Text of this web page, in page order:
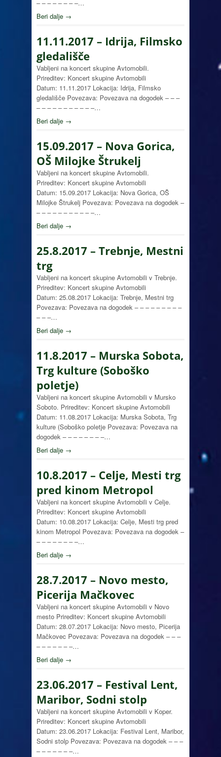
– – – – – – – –…
Beri dalje →
11.11.2017 – Idrija, Filmsko
gledališče
Vabljeni na koncert skupine Avtomobili.
Prireditev: Koncert skupine Avtomobili
Datum: 11.11.2017 Lokacija: Idrija, Filmsko
gledališče Povezava: Povezava na dogodek – – –
– – – – – – – – – – –…
Beri dalje →
15.09.2017 – Nova Gorica,
OŠ Milojke Štrukelj
Vabljeni na koncert skupine Avtomobili.
Prireditev: Koncert skupine Avtomobili
Datum: 15.09.2017 Lokacija: Nova Gorica, OŠ
Milojke Štrukelj Povezava: Povezava na dogodek –
– – – – – – – – – – –…
Beri dalje →
25.8.2017 – Trebnje, Mestni
trg
Vabljeni na koncert skupine Avtomobili v Trebnje.
Prireditev: Koncert skupine Avtomobili
Datum: 25.08.2017 Lokacija: Trebnje, Mestni trg
Povezava: Povezava na dogodek – – – – – – – – –
– – –…
Beri dalje →
11.8.2017 – Murska Sobota,
Trg kulture (Soboško
poletje)
Vabljeni na koncert skupine Avtomobili v Mursko
Soboto. Prireditev: Koncert skupine Avtomobili
Datum: 11.08.2017 Lokacija: Murska Sobota, Trg
kulture (Soboško poletje Povezava: Povezava na
dogodek – – – – – – – –…
Beri dalje →
10.8.2017 – Celje, Mesti trg
pred kinom Metropol
Vabljeni na koncert skupine Avtomobili v Celje.
Prireditev: Koncert skupine Avtomobili
Datum: 10.08.2017 Lokacija: Celje, Mesti trg pred
kinom Metropol Povezava: Povezava na dogodek –
– – – – – – – –…
Beri dalje →
28.7.2017 – Novo mesto,
Picerija Mačkovec
Vabljeni na koncert skupine Avtomobili v Novo
mesto Prireditev: Koncert skupine Avtomobili
Datum: 28.07.2017 Lokacija: Novo mesto, Picerija
Mačkovec Povezava: Povezava na dogodek – – –
– – – – – – –…
Beri dalje →
23.06.2017 – Festival Lent,
Maribor, Sodni stolp
Vabljeni na koncert skupine Avtomobili v Koper.
Prireditev: Koncert skupine Avtomobili
Datum: 23.06.2017 Lokacija: Festival Lent, Maribor,
Sodni stolp Povezava: Povezava na dogodek – – –
– – – – – – –…